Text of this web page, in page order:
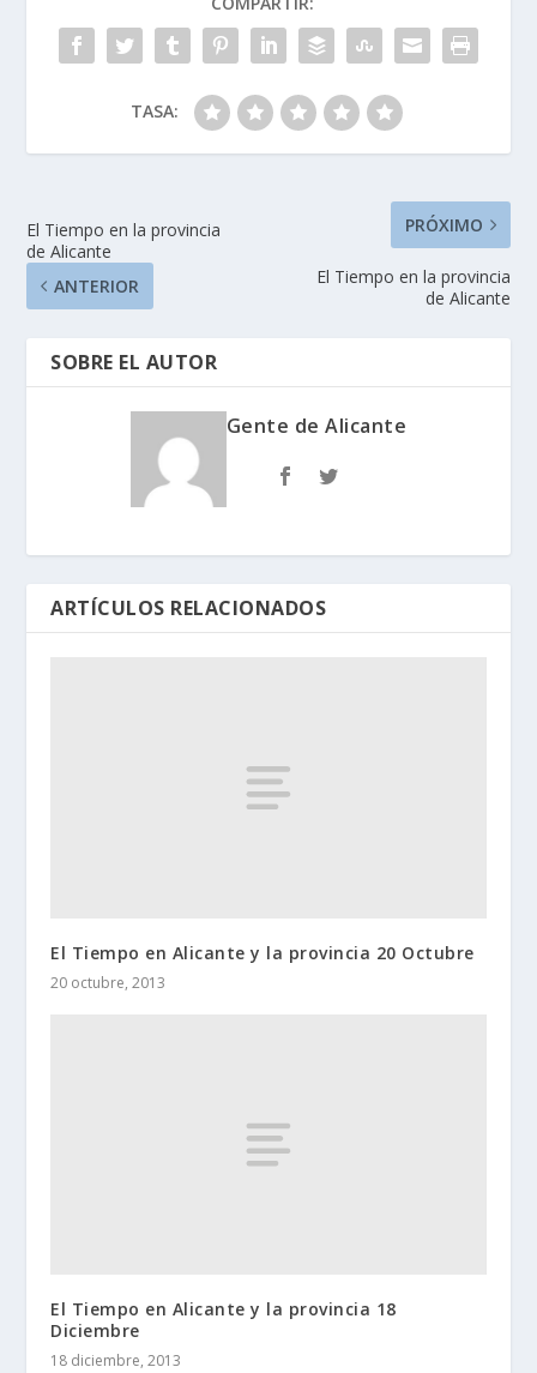
TASA:
El Tiempo en la provincia
de Alicante
ANTERIOR
PRÓXIMO
El Tiempo en la provincia
de Alicante
SOBRE EL AUTOR
Gente de Alicante
ARTÍCULOS RELACIONADOS
El Tiempo en Alicante y la provincia 20 Octubre
20 octubre, 2013
El Tiempo en Alicante y la provincia 18
Diciembre
18 diciembre, 2013